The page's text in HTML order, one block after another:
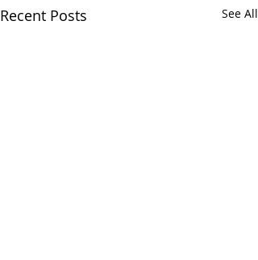
Recent Posts See All